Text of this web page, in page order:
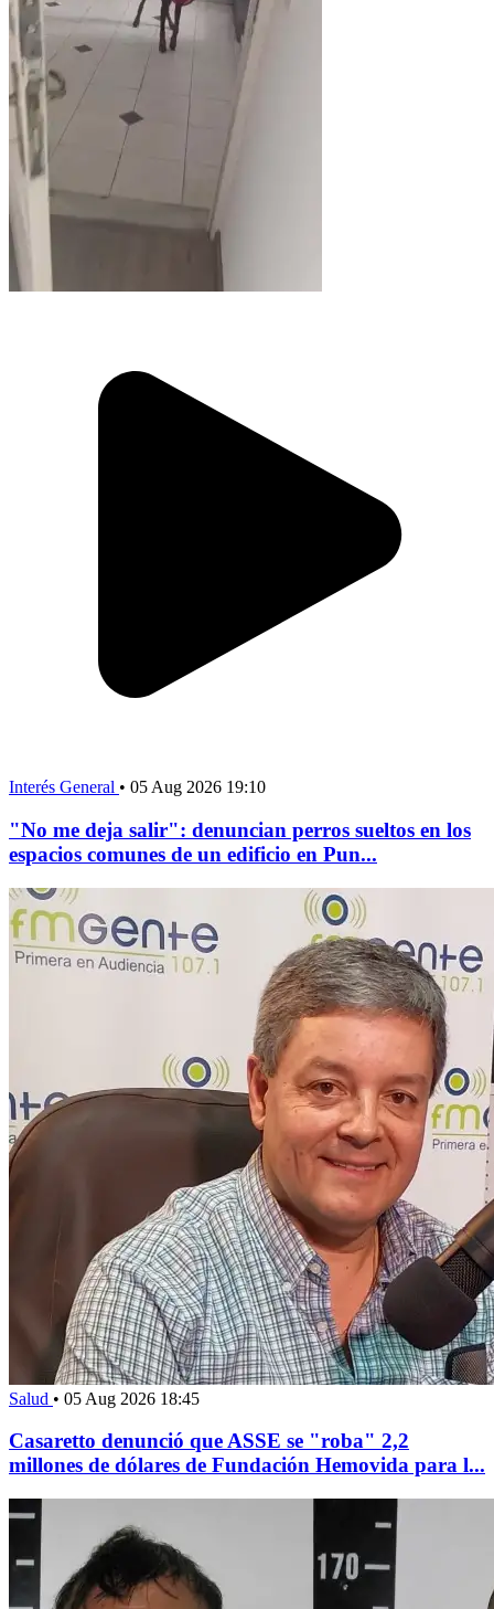
Interés General • 05 Aug 2026 19:10
"No me deja salir": denuncian perros sueltos en los
espacios comunes de un edificio en Pun...
Salud • 05 Aug 2026 18:45
Casaretto denunció que ASSE se "roba" 2,2
millones de dólares de Fundación Hemovida para l...